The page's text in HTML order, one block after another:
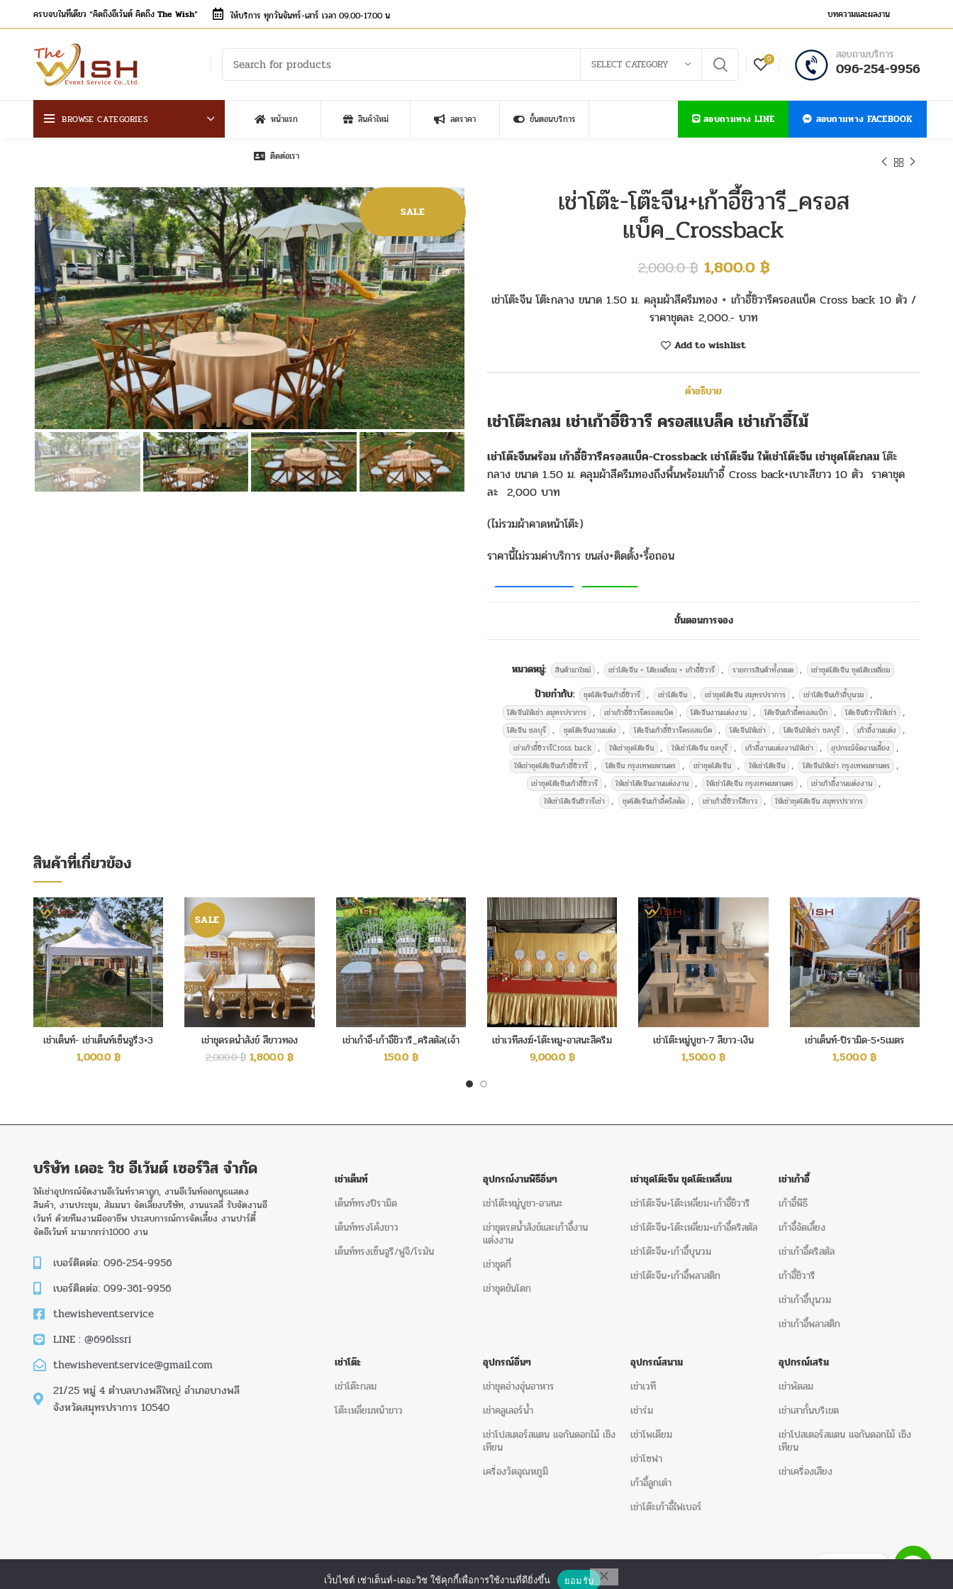
ครบจบในที่เดียว “คิดถึงอีเว้นต์ คิดถึง The Wish” ให้บริการ ทุกวันจันทร์-เสาร์ เวลา 09.00-17.00 น บทความและผลงาน
SELECT CATEGORY 0 สอบถามบริการ
096-254-9956
BROWSE CATEGORIES หน้าแรก สินค้าใหม่ ลดราคา ขั้นตอนบริการ
ติดต่อเรา
สอบถามทาง LINE สอบถามทาง FACEBOOK
SALE เช่าโต๊ะ-โต๊ะจีน+เก้าอี้ชิวารี_ครอส
แบ็ค_Crossback
2,000.0฿ 1,800.0 ฿
เช่าโต๊ะจีน โต๊ะกลาง ขนาด 1.50 ม. คลุมผ้าสีครีมทอง + เก้าอี้ชิวารีครอสแบ็ค Cross back 10 ตัว /
ราคาชุดละ 2,000.- บาท
Add to wishlist
คำอธิบาย
เช่าโต๊ะกลม เช่าเก้าอี้ชิวารี ครอสแบล็ค เช่าเก้าอี้ไม้
เช่าโต๊ะจีนพร้อม เก้าอี้ชิวารีครอสแบ็ค-Crossback เช่าโต๊ะจีน ให้เช่าโต๊ะจีน เช่าชุดโต๊ะกลมโต๊ะ
กลาง ขนาด 1.50 ม. คลุมผ้าสีครีมทองถึงพื้นพร้อมเก้าอี้ Cross back+เบาะสีขาว 10 ตัว ราคาชุด
ละ 2,000 บาท
(ไม่รวมผ้าคาดหน้าโต๊ะ)
ราคานี้ไม่รวมค่าบริการ ขนส่ง+ติดตั้ง+รื้อถอน
บริการให้เช่าโต๊ะจีนพร้อม เก้าอี้ชิวารีครอสแบ็ค-Crossbackเช่าโต๊ะจีน ให้เช่าโต๊ะจีน เช่าชุดโต๊ะ
เช่าเก้าอี้พิธี
เช่าเก้าอี้คริสตัล เช่าเก้าอี้ชิวารี เช่าเก้าอี้บุนวม
เช่าเก้าอี้พลาสติก
โต๊ะหมู่บูชา-อาสนะ เช่าชุดรดน้ำสังข์ เช่าโต๊ะ เช่าโต๊ะเหลี่ยมหน้าขาว
เช่าพัดลม
เช่าโต๊ะจีน+เก้าอี้บุนวม เช่าโต๊ะจีน+เก้าอี้คริสตัล เช่าโต๊ะจีน+เก้าอี้ชิวารี
เช่าโต๊ะจีน+เก้าอี้
พลาสติก เช่าโต๊ะกลม
เช่าเต็นท์ทรงปิรามิด เต็นท์ทรงโค้งขาว เต็นท์ทรงเซ็นจูรี
The Wish Event Service เช่าเต็นท์ และอุปกรณ์จัดงานเลี้ยงครบวงจร
เราให้บริการ เช่าเต็นท์ และอุปกรณ์จัดงานเลี้ยงครบวงจร และบริการให้คำปรึกษาโดยผู้มี
เยี่ยม พร้อมให้บริการจัดงานเร่ง งานด่วน ครบจบในที่เดียว
ให้เช่าเก้าอี้หลุยส์ เก้าอี้หลุยส์ให้เช่า
เช่าชุดเก้าอี้หลุยส์, ให้เชาชุดโซฟาหลุยส์, ชุดโซฟาหลุยส์ให้เช่า ให้เช่าหลุยส์ สมุทรปราการ
โซฟาหลุยส์ ชลบุรี, ชุดโซฟาหลุยส์ให้เช่า สมุทรปราการ, ให้เช้าเก้าอี้ประธานหลุยส์
ประธานหลุยส์ให้เช่า
สามารถติดต่อสั่งจอง
เช่าชุดโต๊ะจีน+เก้าอี้ครอสแบ็ค Cross back เช่าโต๊ะจีน ให้เช่า
โต๊ะจีน เช่าชุดโต๊ะกลม
โต๊ะกลาง ขนาด 1.50 ม. คลุมผ้าครีมทองพร้อมเก้าอี้ครอสแบ็ค
ได้โดยตรงหรือส่งราย
1. ติดต่อผ่านเรา โทรศัพท์ 099-361-9956 หรือ 096-254-9956
อีเมล์
thewisheventservice@gmail.com
2. แจ้งรายละเอียดเพื่อทำใบเสนอราคา อาทิ
สินค้าที่ต้องการพร้อมระบุจำนวน
สถานที่ติดตั้ง (เพื่อทำการประเมินค่าขนส่ง)
วันที่ใช้งานพร้อมเวลาที่สามารถเขาติดตั้ง/รื้อถอน
ชื่อเบอร์โทรติดต่อกลับ(ผู้ประสานงาน)
3. ทางร้านนำเสนอใบเสนอราคาเพื่อให้ลูกค้าพิจารณา ลูกค้าตรวจสอบความครบถ้วน ถูกต้อง รวม
ขั้นตอนการจอง
หมวดหมู่: สินค้ามาใหม่ , เช่าโต๊ะจีน + โต๊ะเหลี่ยม + เก้าอี้ชิวารี , รายการสินค้าทั้งหมด , เช่าชุดโต๊ะจีน ชุดโต๊ะเหลี่ยม
ป้ายกำกับ: ชุดโต๊ะจีนเก้าอี้ชิวารี , เช่าโต๊ะจีน , เช่าชุดโต๊ะจีน สมุทรปราการ , เช่าโต๊ะจีนเก้าอี้บุนวม ,
โต๊ะจีนให้เช่า สมุทรปราการ , เช่าเก้าอี้ชิวารีครอสแบ็ค , โต๊ะจีนงานแต่งงาน , โต๊ะจีนเก้าอี้ครอสแบ็ก , โต๊ะจีนชิวารีให้เช่า ,
โต๊ะจีน ชลบุรี , ชุดโต๊ะจีนงานแต่ง , โต๊ะจีนเก้าอี้ชิวารีครอสแบ็ค , โต๊ะจีนให้เช่า , โต๊ะจีนให้เช่า ชลบุรี , เก้าอี้งานแต่ง ,
เช่าเก้าอี้ชิวารีCross back , ให้เช่าชุดโต๊ะจีน , ให้เช่าโต๊ะจีน ชลบุรี , เก้าอี้งานแต่งงานให้เช่า , อุปกรณ์จัดงานเลี้ยง ,
ให้เช่าชุดโต๊ะจีนเก้าอี้ชิวารี , โต๊ะจีน กรุงเทพมหานคร , เช่าชุดโต๊ะจีน , ให้เช่าโต๊ะจีน , โต๊ะจีนให้เช่า กรุงเทพมหานคร ,
เช่าชุดโต๊ะจีนเก้าอี้ชิวารี , ให้เช่าโต๊ะจีนงานแต่งงาน , ให้เช่าโต๊ะจีน กรุงเทพมหานคร , เช่าเก้าอี้งานแต่งงาน ,
ให้เช่าโต๊ะจีนชิวารีเช่า , ชุดโต๊ะจีนเก้าอี้คริสตัล , เช่าเก้าอี้ชิวารีสีขาว , ให้เช่าชุดโต๊ะจีน สมุทรปราการ
สินค้าที่เกี่ยวข้อง
เช่าเต็นท์- เช่าเต็นท์เซ็นจูรี่3×3
เมตร
1,000.0 ฿
SALE
เช่าชุดรดน้ำสังข์ สีขาวทอง
2,000.0฿ 1,800.0 ฿
เช่าเก้าอี้-เก้าอี้ชิวารี_คริสตัล(เจ้า
หญิง)
150.0 ฿
เช่าเวทีสงฆ์+โต๊ะหมู+อาสนะสีครีม
ทอง
9,000.0 ฿
เช่าโต๊ะหมู่บูชา-7 สีขาว-เงิน
1,500.0 ฿
เช่าเต็นท์-ปิรามิด-5×5เมตร
1,500.0฿
บริษัท เดอะ วิช อีเว้นต์ เซอร์วิส จำกัด
ให้เช่าอุปกรณ์จัดงานอีเว้นท์ราคาถูก, งานอีเว้นท์ออกบูธแสดง
สินค้า, งานประชุม, สัมมนา จัดเลี้ยงบริษัท, งานแรลลี่ รับจัดงานอี
เว้นท์ ด้วยทีมงานมืออาชีพ ประสบการณ์การจัดเลี้ยง งานปาร์ตี้
จัดอีเว้นท์ มามากกว่า1000 งาน
เบอร์ติดต่อ: 096-254-9956
เบอร์ติดต่อ: 099-361-9956
thewisheventservice
LINE : @696lssri
thewisheventservice@gmail.com
21/25 หมู่ 4 ตำบลบางพลีใหญ่ อำเภอบางพลี
จังหวัดสมุทรปราการ 10540
เช่าเต็นท์
เต็นท์ทรงปิรามิด
เต็นท์ทรงโค้งขาว
เต็นท์ทรงเซ็นจูรี/ฟูจิ/โรมัน
อุปกรณ์งานพิธีอิ่นๆ
เช่าโต๊ะหมู่บูชา-อาสนะ
เช่าชุดรดน้ำสังข์และเก้าอี้งาน
แต่งงาน
เช่าชุดกี๋
เช่าชุดขันโตก
เช่าชุดโต๊ะจีน ชุดโต๊ะเหลี่ยม
เช่าโต๊ะจีน+โต๊ะเหลี่ยม+เก้าอี้ชิวารี
เช่าโต๊ะจีน+โต๊ะเหลี่ยม+เก้าอี้คริสตัล
เช่าโต๊ะจีน+เก้าอี้บุนวม
เช่าโต๊ะจีน+เก้าอี้พลาสติก
เช่าเก้าอี้
เก้าอี้พิธี
เก้าอี้จัดเลี้ยง
เช่าเก้าอี้คริสตัล
เก้าอี้ชิวารี
เช่าเก้าอี้บุนวม
เช่าเก้าอี้พลาสติก
เช่าโต๊ะ
เช่าโต๊ะกลม
โต๊ะเหลี่ยมหน้าขาว
อุปกรณ์อิ่นๆ
เช่าชุดอ่างอุ่นอาหาร
เช่าคลูเลอร์น้ำ
เช่าโปสเตอร์สแตน แจกันดอกไม้ เชิง
เทียน
เครื่องวัดอุณหภูมิ
อุปกรณ์สนาม
เช่าเวที
เช่าร่ม
เช่าโพเดียม
เช่าโซฟา
เก้าอี้ลูกเต๋า
เช่าโต๊ะเก้าอี้ไฟเบอร์
อุปกรณ์เสริม
เช่าพัดลม
เช่าเสากั้นบริเขต
เช่าโปสเตอร์สแตน แจกันดอกไม้ เชิง
เทียน
เช่าเครื่องเสียง
The Wish Tent. All Rights Reserved. | ผู้ให้บริการเต็นท์ โต๊ะจีน โต๊ะหมู่บูชา-อาสนะ ชุดพิธีงานแต่ง รวมถึงอุปกรณ์ต่างๆมากกว่า 100 รายการ ให้บริการทั้งในกรุงเทพและต่างจังหวัด
เว็บไซต์ เช่าเต็นท์-เดอะวิช ใช้คุกกี้เพื่อการใช้งานที่ดียิ่งขึ้น ยอมรับ